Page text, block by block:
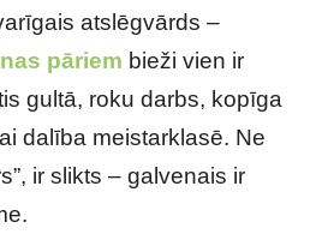
atslēgvārds –
pāriem bieži vien ir
gultā, roku darbs, kopīga
dalība meistarklasē. Ne
ir slikts – galvenais ir